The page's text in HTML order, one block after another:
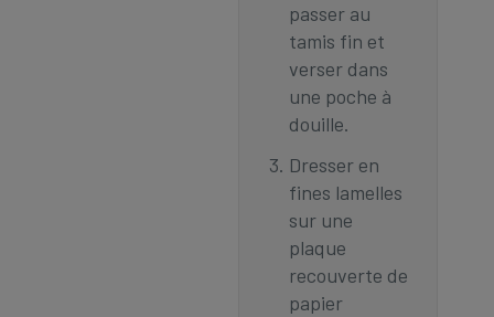
passer au
tamis fin et
verser dans
une poche à
douille.
Dresser en
fines lamelles
sur une
plaque
recouverte de
papier